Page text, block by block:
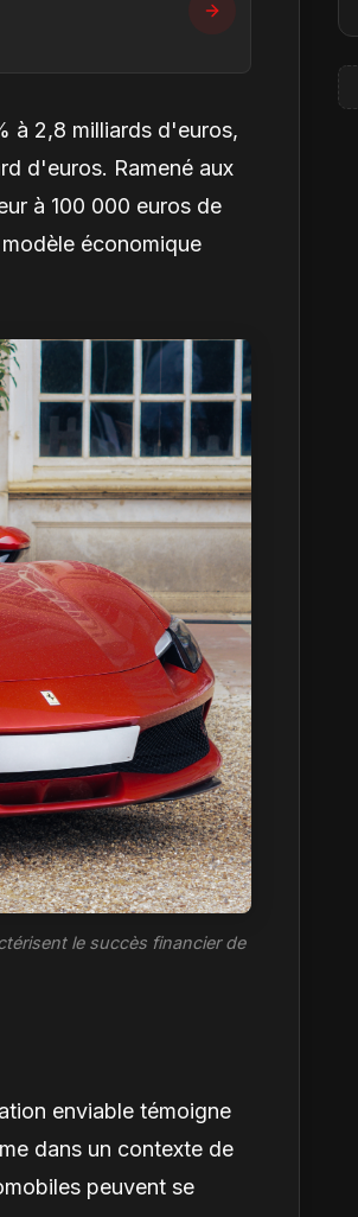
à 2,8 milliards d'euros,
d'euros. Ramené aux
à 100 000 euros de
économique
le succès financier de
enviable témoigne
dans un contexte de
peuvent se